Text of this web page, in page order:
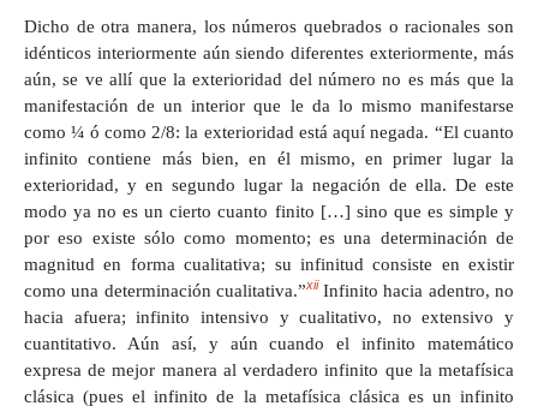
Dicho de otra manera, los números quebrados o racionales son
idénticos interiormente aún siendo diferentes exteriormente, más
aún, se ve allí que la exterioridad del número no es más que la
manifestación de un interior que le da lo mismo manifestarse
como ¼ ó como 2/8: la exterioridad está aquí negada. “El cuanto
infinito contiene más bien, en él mismo, en primer lugar la
exterioridad, y en segundo lugar la negación de ella. De este
modo ya no es un cierto cuanto finito […] sino que es simple y
por eso existe sólo como momento; es una determinación de
magnitud en forma cualitativa; su infinitud consiste en existir
como una determinación cualitativa.”xiiInfinito hacia adentro, no
hacia afuera; infinito intensivo y cualitativo, no extensivo y
cuantitativo. Aún así, y aún cuando el infinito matemático
expresa de mejor manera al verdadero infinito que la metafísica
clásica (pues el infinito de la metafísica clásica es un infinito